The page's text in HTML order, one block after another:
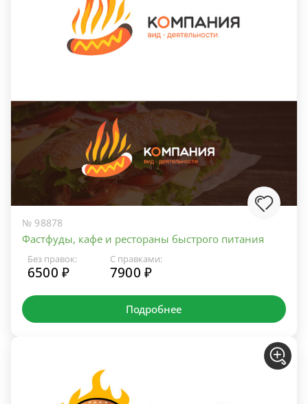
№ 98878
Фастфуды, кафе и рестораны быстрого питания
Без правок:
6500 ₽
С правками:
7900 ₽
Подробнее